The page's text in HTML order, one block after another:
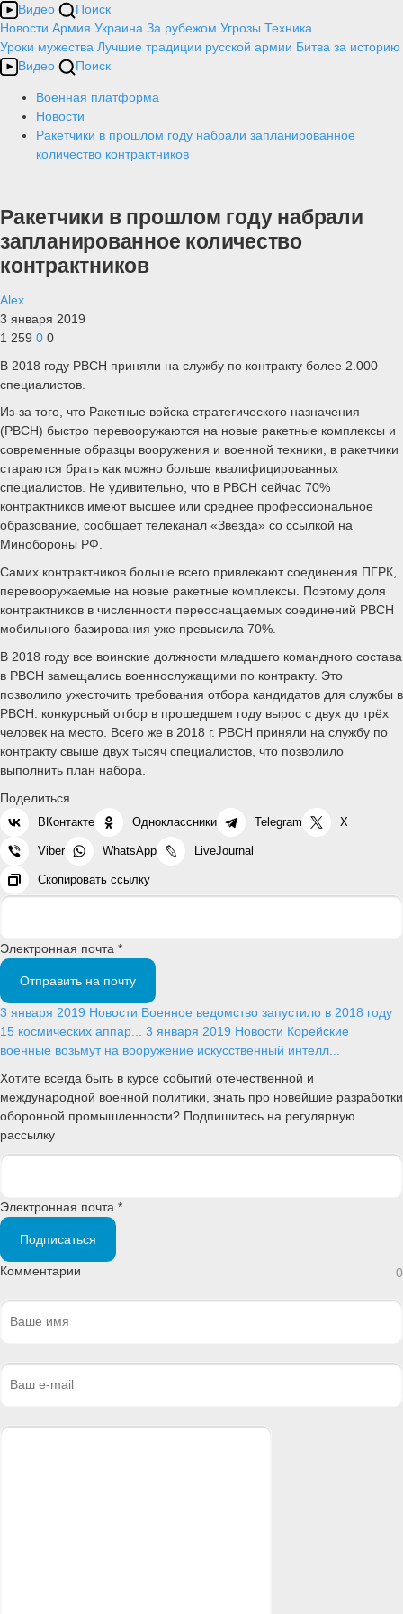
Видео
Поиск
Новости Армия Украина За рубежом Угрозы Техника
Уроки мужества Лучшие традиции русской армии Битва за историю
Видео
Поиск
Военная платформа
Новости
Ракетчики в прошлом году набрали запланированное
количество контрактников
Ракетчики в прошлом году набрали
запланированное количество
контрактников
Alex
3 января 2019
1 259 0 0
В 2018 году РВСН приняли на службу по контракту более 2.000
специалистов.
Из-за того, что Ракетные войска стратегического назначения
(РВСН) быстро перевооружаются на новые ракетные комплексы и
современные образцы вооружения и военной техники, в ракетчики
стараются брать как можно больше квалифицированных
специалистов. Не удивительно, что в РВСН сейчас 70%
контрактников имеют высшее или среднее профессиональное
образование, сообщает телеканал «Звезда» со ссылкой на
Минобороны РФ.
Самих контрактников больше всего привлекают соединения ПГРК,
перевооружаемые на новые ракетные комплексы. Поэтому доля
контрактников в численности переоснащаемых соединений РВСН
мобильного базирования уже превысила 70%.
В 2018 году все воинские должности младшего командного состава
в РВСН замещались военнослужащими по контракту. Это
позволило ужесточить требования отбора кандидатов для службы в
РВСН: конкурсный отбор в прошедшем году вырос с двух до трёх
человек на место. Всего же в 2018 г. РВСН приняли на службу по
контракту свыше двух тысяч специалистов, что позволило
выполнить план набора.
Поделиться
ВКонтакте Одноклассники Telegram X
Viber WhatsApp LiveJournal
Скопировать ссылку
Электронная почта *
Отправить на почту
3 января 2019 Новости Военное ведомство запустило в 2018 году
15 космических аппар... 3 января 2019 Новости Корейские
военные возьмут на вооружение искусственный интелл...
Хотите всегда быть в курсе событий отечественной и
международной военной политики, знать про новейшие разработки
оборонной промышленности? Подпишитесь на регулярную
рассылку
Электронная почта *
Подписаться
Комментарии 0